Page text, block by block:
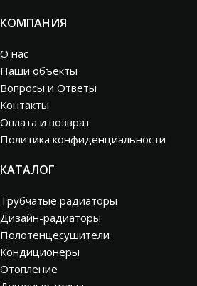
КОМПАНИЯ
О нас
Наши объекты
Вопросы и Ответы
Контакты
Оплата и возврат
Политика конфиденциальности
КАТАЛОГ
Трубчатые радиаторы
Дизайн-радиаторы
Полотенцесушители
Кондиционеры
Отопление